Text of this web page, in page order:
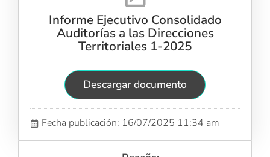
Informe Ejecutivo Consolidado
Auditorías a las Direcciones
Territoriales 1-2025
Descargar documento
Fecha publicación: 16/07/2025 11:34 am